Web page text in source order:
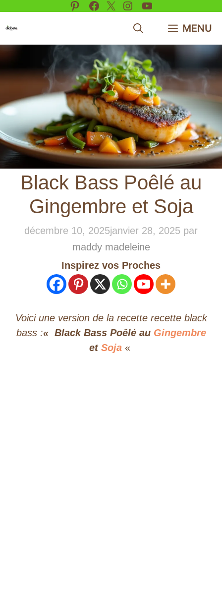
Aller
contenu
Pinterest
Facebook
X Instagram
YouTube
MENU
Black Bass Poêlé au
Gingembre et Soja
décembre 10, 2025janvier 28, 2025 par
maddy madeleine
Inspirez vos Proches
Voici une version de la recette recette black
bass :« Black Bass Poêlé au Gingembre
et Soja «